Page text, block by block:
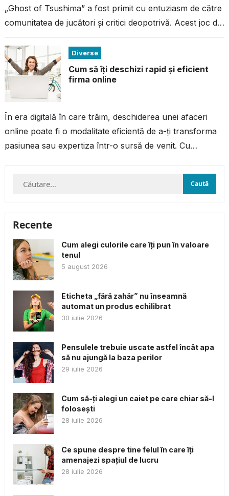
„Ghost of Tsushima” a fost primit cu entuziasm de către
comunitatea de jucători și critici deopotrivă. Acest joc de
Diverse
Cum să îți deschizi rapid și eficient
firma online
În era digitală în care trăim, deschiderea unei afaceri
online poate fi o modalitate eficientă de a-ți transforma
pasiunea sau expertiza într-o sursă de venit. Cu
Caută
Recente
Cum alegi culorile care îți pun în valoare
tenul
5 august 2026
Eticheta „fără zahăr” nu înseamnă
automat un produs echilibrat
30 iulie 2026
Pensulele trebuie uscate astfel încât apa
să nu ajungă la baza perilor
29 iulie 2026
Cum să-ți alegi un caiet pe care chiar să-l
folosești
28 iulie 2026
Ce spune despre tine felul în care îți
amenajezi spațiul de lucru
28 iulie 2026